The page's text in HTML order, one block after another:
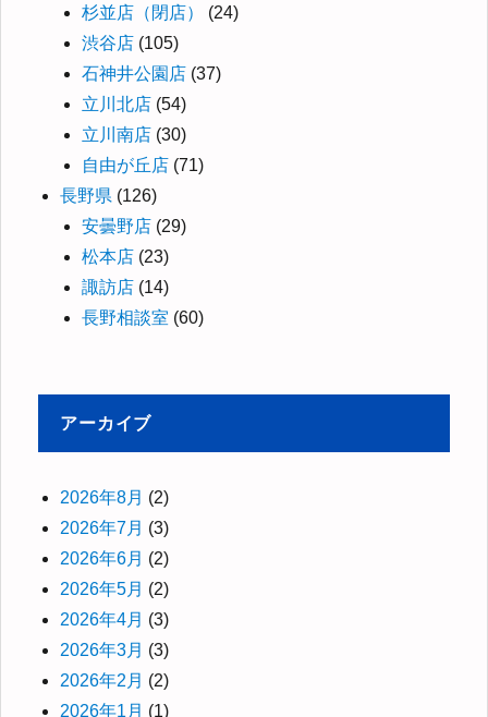
杉並店（閉店）
(24)
渋谷店 (105)
石神井公園店 (37)
立川北店 (54)
立川南店 (30)
自由が丘店 (71)
長野県 (126)
安曇野店 (29)
松本店 (23)
諏訪店 (14)
長野相談室 (60)
アーカイブ
2026年8月 (2)
2026年7月 (3)
2026年6月 (2)
2026年5月 (2)
2026年4月 (3)
2026年3月 (3)
2026年2月 (2)
2026年1月 (1)